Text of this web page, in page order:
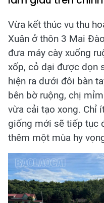
Vừa kết thúc vụ thu
Xuân ở thôn 3 Mai
đưa máy cày xuống
xốp, cỏ dại được dọn
hiện ra dưới đôi bàn
bên bờ ruộng, chị
vừa cải tạo xong. Chỉ
giống mới sẽ tiếp tục
thêm một mùa hy